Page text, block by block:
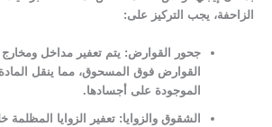
الزاحفة، يجب التركيز على:
جحور القوارض: يتم تعفير مداخل
القوارض فوق المسحوق، مما ينقل المادة
الموجودة على أجسادها.
الشقوق والزوايا: تعفير الزوايا المظلمة